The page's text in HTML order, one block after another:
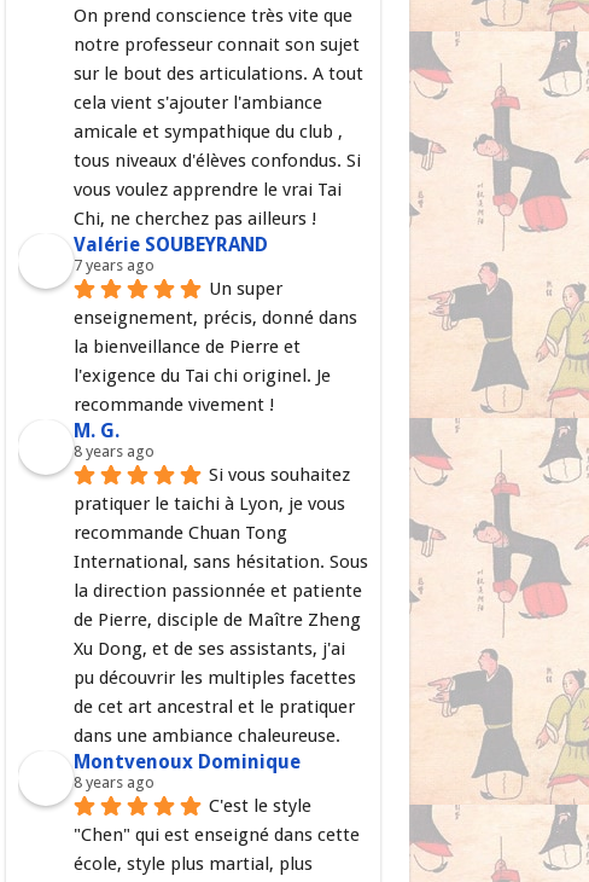
On prend conscience très vite que
notre professeur connait son sujet
sur le bout des articulations. A tout
cela vient s'ajouter l'ambiance
amicale et sympathique du club ,
tous niveaux d'élèves confondus. Si
vous voulez apprendre le vrai Tai
Chi, ne cherchez pas ailleurs !
Valérie SOUBEYRAND
7 years ago
Un super
enseignement, précis, donné dans
la bienveillance de Pierre et
l'exigence du Tai chi originel. Je
recommande vivement !
M. G.
8 years ago
Si vous souhaitez
pratiquer le taichi à Lyon, je vous
recommande Chuan Tong
International, sans hésitation. Sous
la direction passionnée et patiente
de Pierre, disciple de Maître Zheng
Xu Dong, et de ses assistants, j'ai
pu découvrir les multiples facettes
de cet art ancestral et le pratiquer
dans une ambiance chaleureuse.
Montvenoux Dominique
8 years ago
C'est le style
"Chen" qui est enseigné dans cette
école, style plus martial, plus